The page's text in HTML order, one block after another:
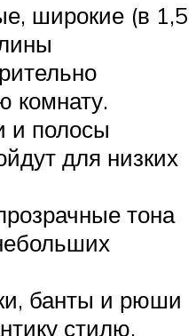
широкие (в 1,5
комнату.
и полосы
для низких
тона
банты и рюши
стилю.